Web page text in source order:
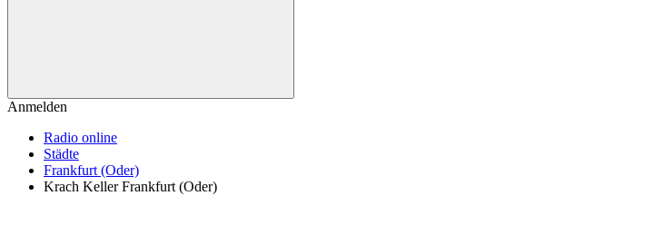
Anmelden
Radio online
Städte
Frankfurt (Oder)
Krach Keller Frankfurt (Oder)